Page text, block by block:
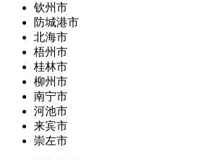
钦州市
防城港市
北海市
梧州市
桂林市
柳州市
南宁市
河池市
来宾市
崇左市